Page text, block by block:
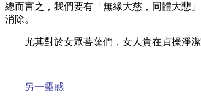
總而言之，我們要有「無緣大慈，同體大悲
消除。
尤其對於女眾菩薩們，女人貴在貞操淨
另一靈感